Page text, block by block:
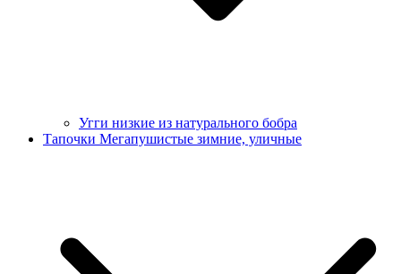
Угги низкие из натурального бобра
Тапочки Мегапушистые зимние, уличные